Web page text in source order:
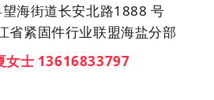
海街道长安北路1888 号
省紧固件行业联盟海盐分部
女士 13616833797